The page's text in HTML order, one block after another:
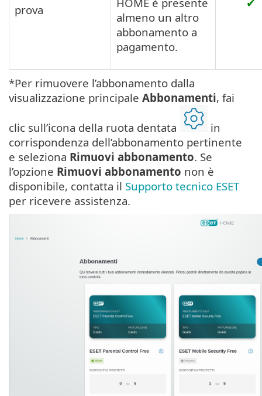
prova
almeno un altro
abbonamento a
pagamento.
*Per rimuovere l’abbonamento dalla
visualizzazione principale Abbonamenti, fai
clic sull’icona della ruota dentata
in
corrispondenza dell’abbonamento pertinente
e seleziona Rimuovi abbonamento. Se
l’opzione Rimuovi abbonamento non è
disponibile, contatta il Supporto tecnico ESET
per ricevere assistenza.